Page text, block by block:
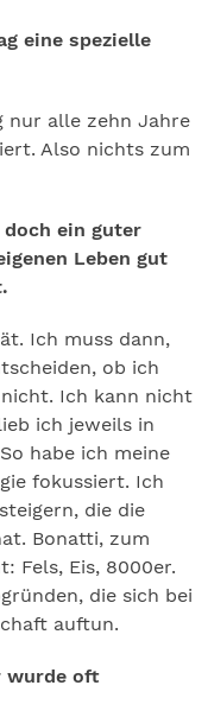
eine spezielle
nur alle zehn Jahre
Also nichts zum
ein guter
Leben gut
Ich muss dann,
ob ich
Ich kann nicht
ich jeweils in
habe ich meine
fokussiert. Ich
die die
Bonatti, zum
Fels, Eis, 8000er.
die sich bei
auftun.
wurde oft